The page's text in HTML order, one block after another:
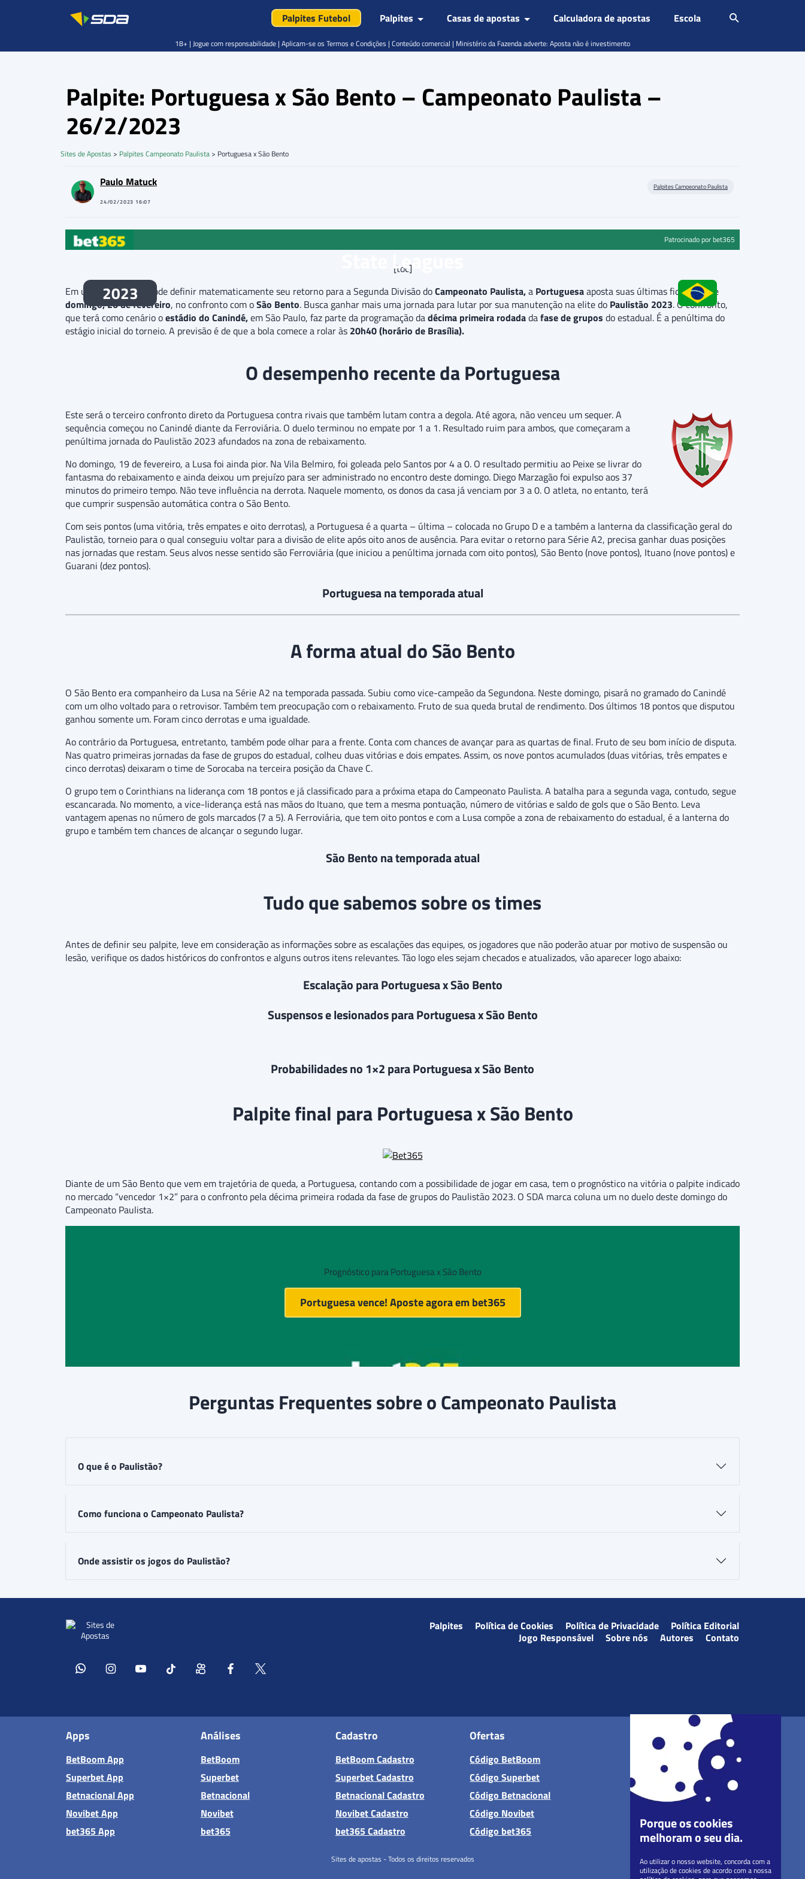
Palpites Futebol Palpites Casas de apostas Calculadora de apostas Escola
Palpite: Portuguesa x São Bento – Campeonato Paulista –
26/2/2023
Sites de Apostas > Palpites Campeonato Paulista > Portuguesa x São Bento
Paulo Matuck
24/02/2023 16:07
Palpites Campeonato Paulista
Patrocinado por bet365
2023
State Leagues
[toc]
Em uma rodada que pode definir matematicamente seu retorno para a Segunda Divisão doCampeonato Paulista,a Portuguesaaposta suas últimas fichas neste
domingo, 26 de fevereiro, no confronto com oSão Bento. Busca ganhar mais uma jornada para lutar por sua manutenção na elite do Paulistão 2023. O confronto,
que terá como cenário oestádio do Canindé,em São Paulo, faz parte da programação dadécima primeira rodadadafase de grupos do estadual. É a penúltima do
estágio inicial do torneio. A previsão é de que a bola comece a rolar às 20h40 (horário de Brasília).
O desempenho recente da Portuguesa
Este será o terceiro confronto direto da Portuguesa contra rivais que também lutam contra a degola. Até agora, não venceu um sequer. A
sequência começou no Canindé diante da Ferroviária. O duelo terminou no empate por 1 a 1. Resultado ruim para ambos, que começaram a
penúltima jornada do Paulistão 2023 afundados na zona de rebaixamento.
No domingo, 19 de fevereiro, a Lusa foi ainda pior. Na Vila Belmiro, foi goleada pelo Santos por 4 a 0. O resultado permitiu ao Peixe se livrar do
fantasma do rebaixamento e ainda deixou um prejuízo para ser administrado no encontro deste domingo. Diego Marzagão foi expulso aos 37
minutos do primeiro tempo. Não teve influência na derrota. Naquele momento, os donos da casa já venciam por 3 a 0. O atleta, no entanto, terá
que cumprir suspensão automática contra o São Bento.
Com seis pontos (uma vitória, três empates e oito derrotas), a Portuguesa é a quarta – última – colocada no Grupo D e a também a lanterna da classificação geral do
Paulistão, torneio para o qual conseguiu voltar para a divisão de elite após oito anos de ausência. Para evitar o retorno para Série A2, precisa ganhar duas posições
nas jornadas que restam. Seus alvos nesse sentido são Ferroviária (que iniciou a penúltima jornada com oito pontos), São Bento (nove pontos), Ituano (nove pontos) e
Guarani (dez pontos).
Portuguesa na temporada atual
A forma atual do São Bento
O São Bento era companheiro da Lusa na Série A2 na temporada passada. Subiu como vice-campeão da Segundona. Neste domingo, pisará no gramado do Canindé
com um olho voltado para o retrovisor. Também tem preocupação com o rebaixamento. Fruto de sua queda brutal de rendimento. Dos últimos 18 pontos que disputou
ganhou somente um. Foram cinco derrotas e uma igualdade.
Ao contrário da Portuguesa, entretanto, também pode olhar para a frente. Conta com chances de avançar para as quartas de final. Fruto de seu bom início de disputa.
Nas quatro primeiras jornadas da fase de grupos do estadual, colheu duas vitórias e dois empates. Assim, os nove pontos acumulados (duas vitórias, três empates e
cinco derrotas) deixaram o time de Sorocaba na terceira posição da Chave C.
O grupo tem o Corinthians na liderança com 18 pontos e já classificado para a próxima etapa do Campeonato Paulista. A batalha para a segunda vaga, contudo, segue
escancarada. No momento, a vice-liderança está nas mãos do Ituano, que tem a mesma pontuação, número de vitórias e saldo de gols que o São Bento. Leva
vantagem apenas no número de gols marcados (7 a 5). A Ferroviária, que tem oito pontos e com a Lusa compõe a zona de rebaixamento do estadual, é a lanterna do
grupo e também tem chances de alcançar o segundo lugar.
São Bento na temporada atual
Tudo que sabemos sobre os times
Antes de definir seu palpite, leve em consideração as informações sobre as escalações das equipes, os jogadores que não poderão atuar por motivo de suspensão ou
lesão, verifique os dados históricos do confrontos e alguns outros itens relevantes. Tão logo eles sejam checados e atualizados, vão aparecer logo abaixo:
Escalação para Portuguesa x São Bento
Suspensos e lesionados para Portuguesa x São Bento
Probabilidades no 1×2 para Portuguesa x São Bento
Palpite final para Portuguesa x São Bento
Diante de um São Bento que vem em trajetória de queda, a Portuguesa, contando com a possibilidade de jogar em casa, tem o prognóstico na vitória o palpite indicado
no mercado “vencedor 1×2” para o confronto pela décima primeira rodada da fase de grupos do Paulistão 2023. O SDA marca coluna um no duelo deste domingo do
Campeonato Paulista.
Prognóstico para Portuguesa x São Bento
Portuguesa vence! Aposte agora em bet365
Perguntas Frequentes sobre o Campeonato Paulista
O que é o Paulistão?
Como funciona o Campeonato Paulista?
Onde assistir os jogos do Paulistão?
Palpites Política de Cookies Política de Privacidade
Política Editorial
Jogo Responsável
Sobre nós Autores Contato
Apps
BetBoom App
Superbet App
Betnacional App
Novibet App
bet365 App
Análises
BetBoom
Superbet
Betnacional
Novibet
bet365
Cadastro
BetBoom Cadastro
Superbet Cadastro
Betnacional Cadastro
Novibet Cadastro
bet365 Cadastro
Ofertas
Código BetBoom
Código Superbet
Código Betnacional
Código Novibet
Código bet365
Sites de apostas - Todos os direitos reservados
Porque os cookies
melhoram o seu dia.
Ao utilizar o nosso website, concorda com a
utilização de cookies de acordo com a nossa
18+ | Jogue com responsabilidade | Aplicam-se os Termos e Condições | Conteúdo comercial | Ministério da Fazenda adverte: Aposta não é investimento